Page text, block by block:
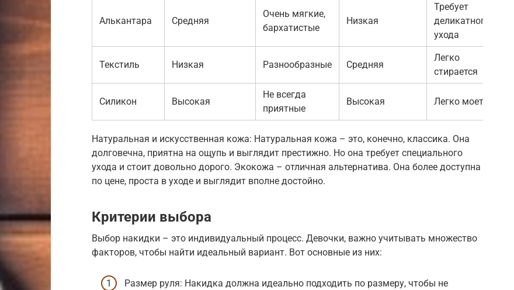
Алькантара Средняя
Очень мягкие,
бархатистые
Низкая
Требует
деликатного
ухода
Текстиль Низкая Разнообразные Средняя
Легко
стирается
Силикон Высокая
Не всегда
приятные
Высокая Легко моется
Натуральная и искусственная кожа: Натуральная кожа – это, конечно, классика. Она
долговечна, приятна на ощупь и выглядит престижно. Но она требует специального
ухода и стоит довольно дорого. Экокожа – отличная альтернатива. Она более доступна
по цене, проста в уходе и выглядит вполне достойно.
Критерии выбора
Выбор накидки – это индивидуальный процесс. Девочки, важно учитывать множество
факторов, чтобы найти идеальный вариант. Вот основные из них:
Размер руля: Накидка должна идеально подходить по размеру, чтобы не